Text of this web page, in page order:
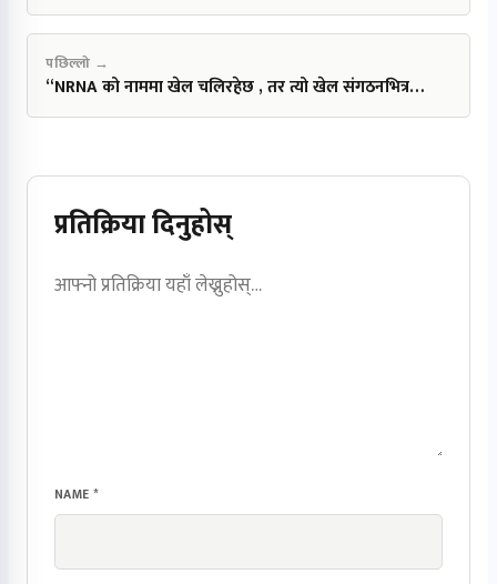
पछिल्लो →
“NRNA को नाममा खेल चलिरहेछ , तर त्यो खेल संगठनभित्र…
प्रतिक्रिया दिनुहोस्
NAME *